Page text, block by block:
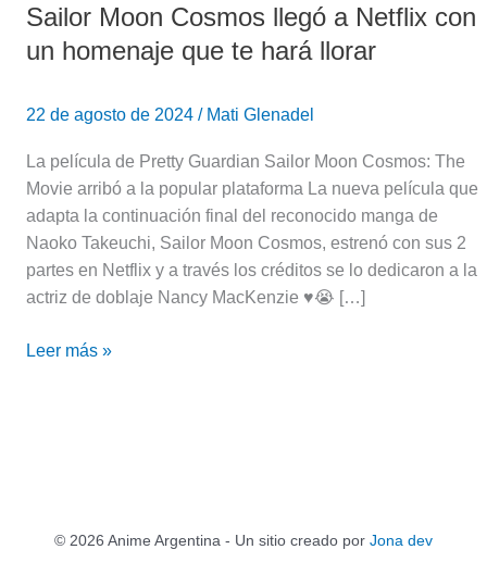
Sailor Moon Cosmos llegó a Netflix con
un homenaje que te hará llorar
22 de agosto de 2024 / Mati Glenadel
La película de Pretty Guardian Sailor Moon Cosmos: The
Movie arribó a la popular plataforma La nueva película que
adapta la continuación final del reconocido manga de
Naoko Takeuchi, Sailor Moon Cosmos, estrenó con sus 2
partes en Netflix y a través los créditos se lo dedicaron a la
actriz de doblaje Nancy MacKenzie ♥️😭 […]
hará
llorar
Leer más »
© 2026 Anime Argentina - Un sitio creado por Jona dev